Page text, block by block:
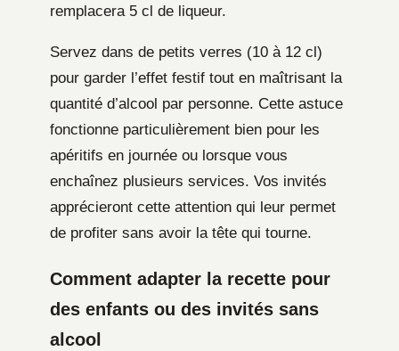
remplacera 5 cl de liqueur.
Servez dans de petits verres (10 à 12 cl)
pour garder l’effet festif tout en maîtrisant la
quantité d’alcool par personne. Cette astuce
fonctionne particulièrement bien pour les
apéritifs en journée ou lorsque vous
enchaînez plusieurs services. Vos invités
apprécieront cette attention qui leur permet
de profiter sans avoir la tête qui tourne.
Comment adapter la recette pour
des enfants ou des invités sans
alcool